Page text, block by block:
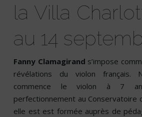
la Villa
au 14
Fanny Clamagirand s’impose
révélations du violon français.
commence le violon à 7
perfectionnement au Conservatoire
elle est est formée auprès de